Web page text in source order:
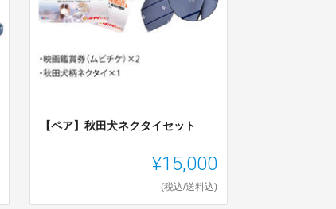
【ペア】秋田犬ネクタイセット
¥15,000
(税込/送料込)